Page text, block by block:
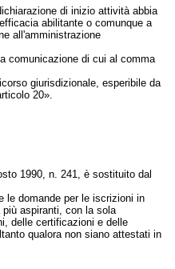
di inizio attività abbia
abilitante o comunque a
all'amministrazione
comunicazione di cui al comma
giurisdizionale, esperibile da
20».
1990, n. 241, è sostituito dal
le domande per le iscrizioni in
aspiranti, con la sola
delle certificazioni e delle
qualora non siano attestati in